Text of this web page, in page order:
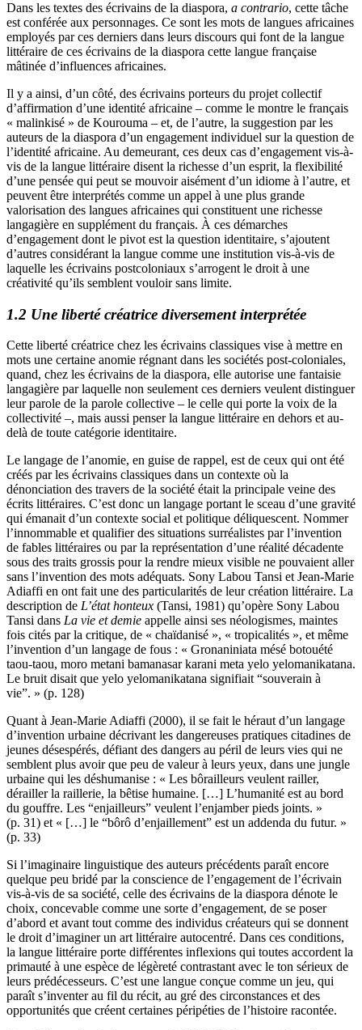
Dans les textes des écrivains de la diaspora, a contrario, cette tâche
est conférée aux personnages. Ce sont les mots de langues africaines
employés par ces derniers dans leurs discours qui font de la langue
littéraire de ces écrivains de la diaspora cette langue française
mâtinée d’influences africaines.
Il y a ainsi, d’un côté, des écrivains porteurs du projet collectif
d’affirmation d’une identité africaine – comme le montre le français
« malinkisé » de Kourouma – et, de l’autre, la suggestion par les
auteurs de la diaspora d’un engagement individuel sur la question de
l’identité africaine. Au demeurant, ces deux cas d’engagement vis-à-
vis de la langue littéraire disent la richesse d’un esprit, la flexibilité
d’une pensée qui peut se mouvoir aisément d’un idiome à l’autre, et
peuvent être interprétés comme un appel à une plus grande
valorisation des langues africaines qui constituent une richesse
langagière en supplément du français. À ces démarches
d’engagement dont le pivot est la question identitaire, s’ajoutent
d’autres considérant la langue comme une institution vis-à-vis de
laquelle les écrivains postcoloniaux s’arrogent le droit à une
créativité qu’ils semblent vouloir sans limite.
1.2 Une liberté créatrice diversement interprétée
Cette liberté créatrice chez les écrivains classiques vise à mettre en
mots une certaine anomie régnant dans les sociétés post-coloniales,
quand, chez les écrivains de la diaspora, elle autorise une fantaisie
langagière par laquelle non seulement ces derniers veulent distinguer
leur parole de la parole collective – le celle qui porte la voix de la
collectivité –, mais aussi penser la langue littéraire en dehors et au-
delà de toute catégorie identitaire.
Le langage de l’anomie, en guise de rappel, est de ceux qui ont été
créés par les écrivains classiques dans un contexte où la
dénonciation des travers de la société était la principale veine des
écrits littéraires. C’est donc un langage portant le sceau d’une gravité
qui émanait d’un contexte social et politique déliquescent. Nommer
l’innommable et qualifier des situations surréalistes par l’invention
de fables littéraires ou par la représentation d’une réalité décadente
sous des traits grossis pour la rendre mieux visible ne pouvaient aller
sans l’invention des mots adéquats. Sony Labou Tansi et Jean-Marie
Adiaffi en ont fait une des particularités de leur création littéraire. La
description de L’état honteux (Tansi, 1981) qu’opère Sony Labou
Tansi dans La vie et demie appelle ainsi ses néologismes, maintes
fois cités par la critique, de « chaïdanisé », « tropicalités », et même
l’invention d’un langage de fous : « Gronaniniata mésé botouété
taou-taou, moro metani bamanasar karani meta yelo yelomanikatana.
Le bruit disait que yelo yelomanikatana signifiait “souverain à
vie”. » (p. 128)
Quant à Jean-Marie Adiaffi (2000), il se fait le héraut d’un langage
d’invention urbaine décrivant les dangereuses pratiques citadines de
jeunes désespérés, défiant des dangers au péril de leurs vies qui ne
semblent plus avoir que peu de valeur à leurs yeux, dans une jungle
urbaine qui les déshumanise : « Les bôrailleurs veulent railler,
dérailler la raillerie, la bêtise humaine. […] L’humanité est au bord
du gouffre. Les “enjailleurs” veulent l’enjamber pieds joints. »
(p. 31) et « […] le “bôrô d’enjaillement” est un addenda du futur. »
(p. 33)
Si l’imaginaire linguistique des auteurs précédents paraît encore
quelque peu bridé par la conscience de l’engagement de l’écrivain
vis-à-vis de sa société, celle des écrivains de la diaspora dénote le
choix, concevable comme une sorte d’engagement, de se poser
d’abord et avant tout comme des individus créateurs qui se donnent
le droit d’imaginer un art littéraire autocentré. Dans ces conditions,
la langue littéraire porte différentes inflexions qui toutes accordent la
primauté à une espèce de légèreté contrastant avec le ton sérieux de
leurs prédécesseurs. C’est une langue conçue comme un jeu, qui
paraît s’inventer au fil du récit, au gré des circonstances et des
opportunités que créent certaines péripéties de l’histoire racontée.